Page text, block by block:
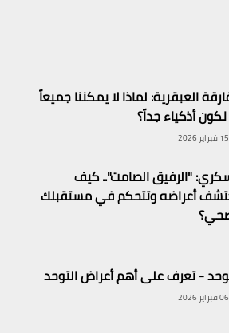
العبقرية: لماذا لا يمكننا جميعاً
أذكياء جداً؟
15 فبراير 2026
"الرفيق الصامت".. كيف
أعراضه وتتحكم في مستقبلك
- تعرف على أهم أعراض التوحد
06 فبراير 2026